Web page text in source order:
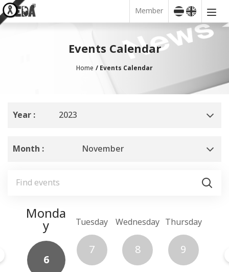
Member
Events Calendar
Home Events Calendar
Year : 2023
Month : November
Monda
y
6
Tuesday
7
Wednesday
8
Thursday
9